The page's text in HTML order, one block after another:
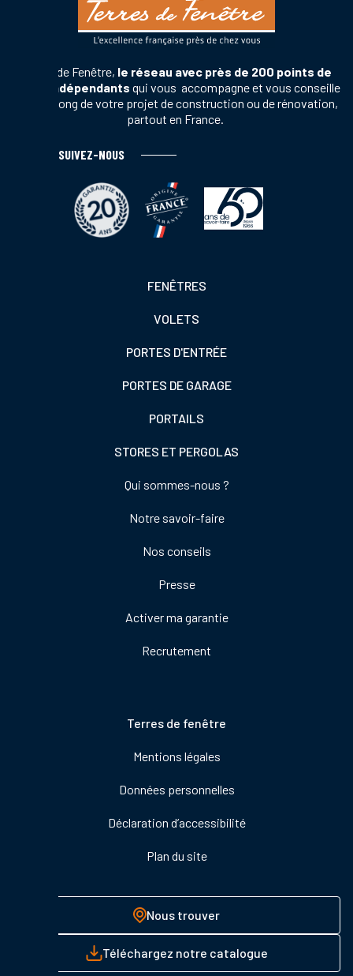
Terres de Fenêtre, le réseau avec près de 200 points de
vente indépendants qui vous accompagne et vous conseille
tout au long de votre projet de construction ou de rénovation,
partout en France.
SUIVEZ-NOUS
FENÊTRES
VOLETS
PORTES D'ENTRÉE
PORTES DE GARAGE
PORTAILS
STORES ET PERGOLAS
Qui sommes-nous ?
Notre savoir-faire
Nos conseils
Presse
Activer ma garantie
Recrutement
Terres de fenêtre
Mentions légales
Données personnelles
Déclaration d’accessibilité
Plan du site
Nous trouver
Téléchargez notre catalogue